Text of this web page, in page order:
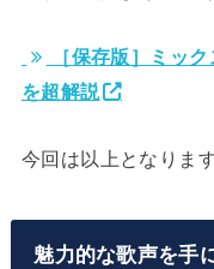
［保存版］ミッ
を超解説
今回は以上となりま
魅力的な歌声を手